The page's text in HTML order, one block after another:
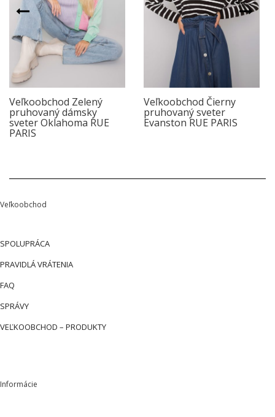
Veľkoobchod Zelený
pruhovaný dámsky
sveter Oklahoma RUE
PARIS
Veľkoobchod Čierny
pruhovaný sveter
Evanston RUE PARIS
Veľkoobchod
SPOLUPRÁCA
PRAVIDLÁ VRÁTENIA
FAQ
SPRÁVY
VEĽKOOBCHOD – PRODUKTY
Informácie